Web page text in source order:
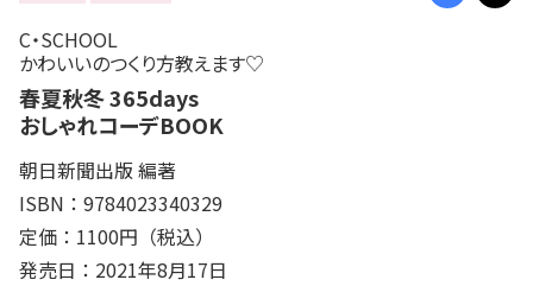
C・SCHOOL
かわいいのつくり方教えます♡
春夏秋冬 365days
おしゃれコーデBOOK
朝日新聞出版 編著
ISBN：9784023340329
定価：1100円（税込）
発売日：2021年8月17日